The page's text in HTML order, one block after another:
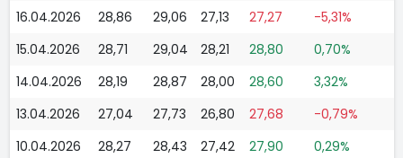
16.04.2026
28,86 29,06 27,13 27,27
-5,31%
15.04.2026
28,71 29,04 28,21 28,80
0,70%
14.04.2026
28,19 28,87 28,00 28,60
3,32%
13.04.2026
27,04 27,73 26,80 27,68
-0,79%
10.04.2026
28,27 28,43 27,42 27,90
0,29%